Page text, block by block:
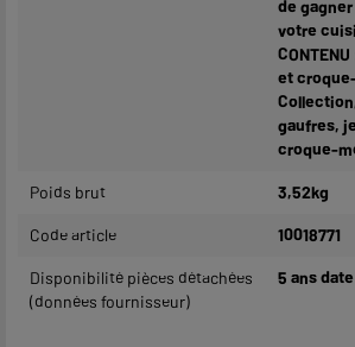
de
votre
et
gaufres,
croque-
Poids brut 3,52kg
Code article 10018771
Disponibilité pièces détachées
(données fournisseur)
5 ans